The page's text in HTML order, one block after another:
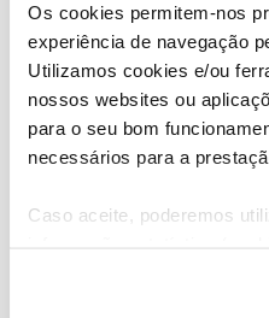
Os cookies permitem-nos
experiência de navegação
Utilizamos cookies e/ou
nossos websites ou
para o seu bom
necessários para a
Caso aceite, poderemos
funcionalidades (cookies
Descubra as